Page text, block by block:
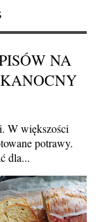
NA
W większości
potrawy.
dla...